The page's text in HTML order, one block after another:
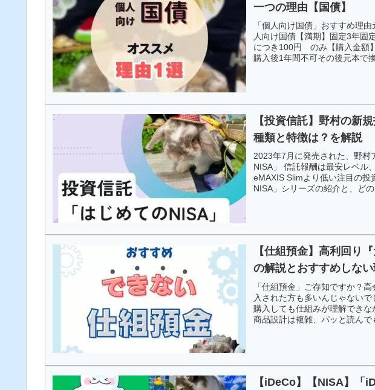
一つの理由【国債】
「個人向け国債」おすすめ理
人向け国債【満期】固定3年固
につき100円 のみ【購入金額
購入後1年間不可その後元本で
【投資信託】野村の新
種類と特徴は？を解説
2023年7月に発売された、野村
NISA」 信託報酬は最安レベル
eMAXIS Slimより低い注目の
NISA」シリーズの紹介と、ど
【仕組預金】高利回り
の解説とおすすめしな
「仕組預金」ご存知ですか？
入された方も多いんじゃない
購入しても仕組みが理解でき
商品設計は複雑、パッと読んで
【iDeCo】【NISA】「